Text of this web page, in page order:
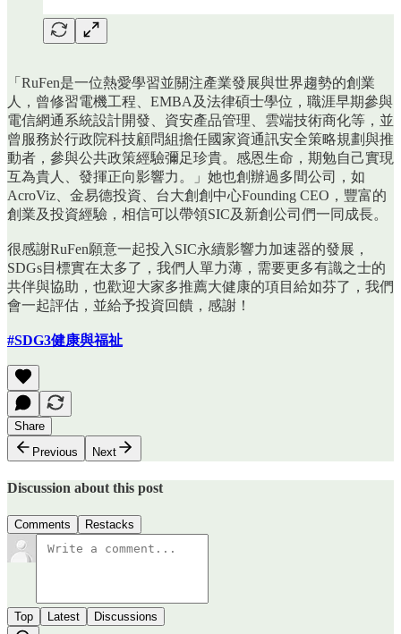
「RuFen是一位熱愛學習並關注產業發展與世界趨勢的創業
人，曾修習電機工程、EMBA及法律碩士學位，職涯早期參與
電信網通系統設計開發、資安產品管理、雲端技術商化等，並
曾服務於行政院科技顧問組擔任國家資通訊安全策略規劃與推
動者，參與公共政策經驗彌足珍貴。感恩生命，期勉自己實現
互為貴人、發揮正向影響力。」她也創辦過多間公司，如
AcroViz、金易德投資、台大創創中心Founding CEO，豐富的
創業及投資經驗，相信可以帶領SIC及新創公司們一同成長。
很感謝RuFen願意一起投入SIC永續影響力加速器的發展，
SDGs目標實在太多了，我們人單力薄，需要更多有識之士的
共伴與協助，也歡迎大家多推薦大健康的項目給如芬了，我們
會一起評估，並給予投資回饋，感謝！
#SDG3健康與福祉
Share
Previous
Next
Discussion about this post
Comments Restacks
Top Latest Discussions